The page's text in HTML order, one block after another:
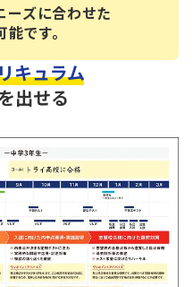
ーズに合わせた
です。
キュラム
出せる